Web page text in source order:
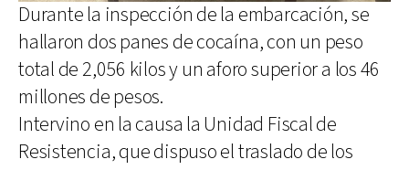
Durante la inspección de la embarcación, se
hallaron dos panes de cocaína, con un peso
total de 2,056 kilos y un aforo superior a los 46
millones de pesos.
Intervino en la causa la Unidad Fiscal de
Resistencia, que dispuso el traslado de los